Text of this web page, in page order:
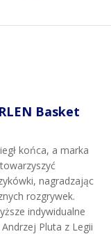
Basket
końca, a marka
nagradzając
rozgrywek.
indywidualne
Pluta z Legii